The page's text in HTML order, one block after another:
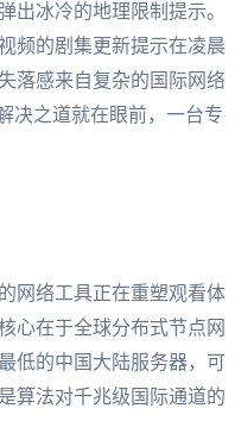
出冰冷的地理限制提示。
频的剧集更新提示在凌晨
落感来自复杂的国际网络
决之道就在眼前，一台专
网络工具正在重塑观看体
心在于全球分布式节点网
低的中国大陆服务器，可
算法对千兆级国际通道的